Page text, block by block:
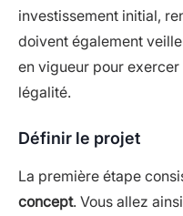
investissement initial,
doivent également
en vigueur pour
légalité.
Définir le projet
La première étape
concept. Vous allez